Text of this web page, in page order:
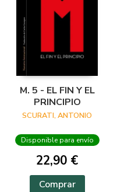
M. 5 - EL FIN Y EL
PRINCIPIO
SCURATI, ANTONIO
Disponible para envío
22,90 €
Comprar